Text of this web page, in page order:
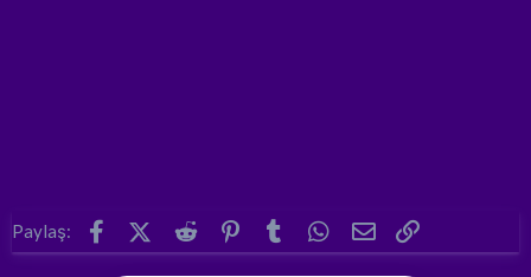
Paylaş: FacebookX (Twitter)
Reddit Pinterest
Tumblr WhatsApp
E-posta